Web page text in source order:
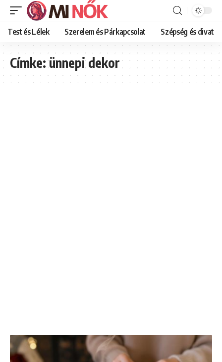
Test és Lélek Szerelem és Párkapcsolat Szépség és divat
Címke:ünnepi dekor